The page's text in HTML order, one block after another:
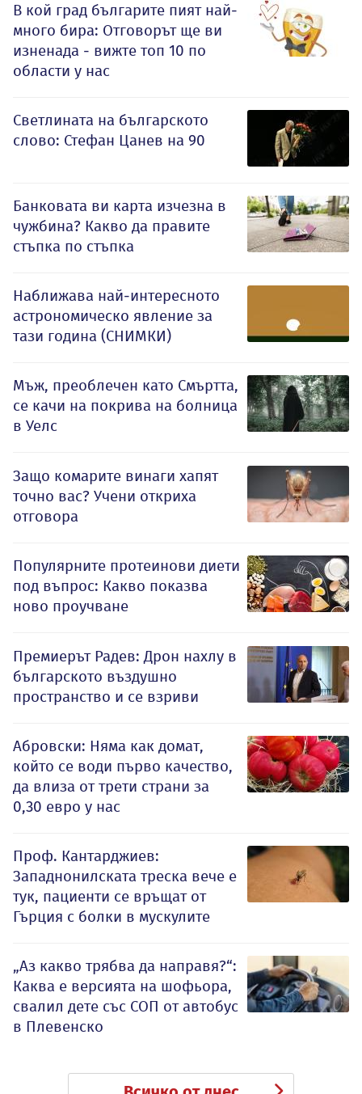
В кой град българите пият най-
много бира: Отговорът ще ви
изненада - вижте топ 10 по
области у нас
Светлината на българското
слово: Стефан Цанев на 90
Банковата ви карта изчезна в
чужбина? Какво да правите
стъпка по стъпка
Наближава най-интересното
астрономическо явление за
тази година (СНИМКИ)
Мъж, преоблечен като Смъртта,
се качи на покрива на болница
в Уелс
Защо комарите винаги хапят
точно вас? Учени откриха
отговора
Популярните протеинови диети
под въпрос: Какво показва
ново проучване
Премиерът Радев: Дрон нахлу в
българското въздушно
пространство и се взриви
Абровски: Няма как домат,
който се води първо качество,
да влиза от трети страни за
0,30 евро у нас
Проф. Кантарджиев:
Западнонилската треска вече е
тук, пациенти се връщат от
Гърция с болки в мускулите
„Аз какво трябва да направя?“:
Каква е версията на шофьора,
свалил дете със СОП от автобус
в Плевенско